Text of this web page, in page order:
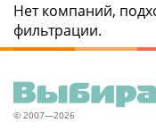
Нет компаний,
фильтрации.
© 2007—2026